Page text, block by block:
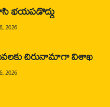
భయపడొద్దు
2026
చిరునామాగా విశాఖ
2026